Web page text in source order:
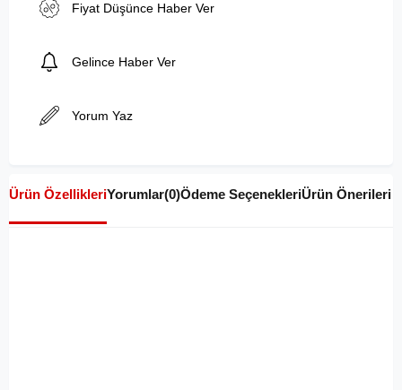
Fiyat Düşünce Haber Ver
Gelince Haber Ver
Yorum Yaz
Ürün ÖzellikleriYorumlar(0)Ödeme SeçenekleriÜrün Önerileri